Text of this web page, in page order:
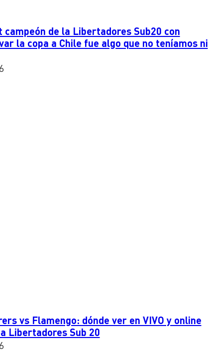
campeón de la Libertadores Sub20 con
la copa a Chile fue algo que no teníamos ni
vs Flamengo: dónde ver en VIVO y online
Libertadores Sub 20